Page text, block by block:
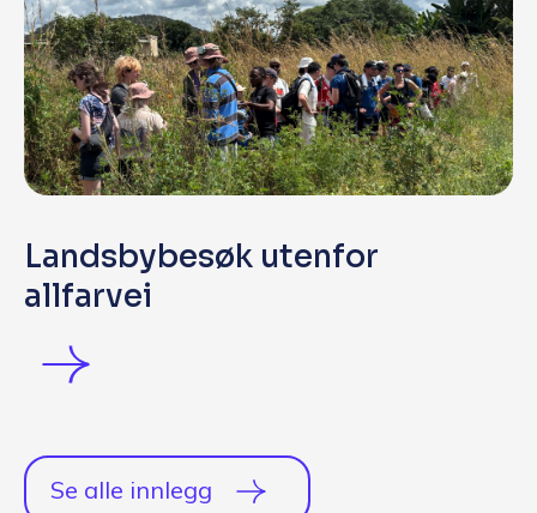
Landsbybesøk utenfor
allfarvei
Se alle innlegg